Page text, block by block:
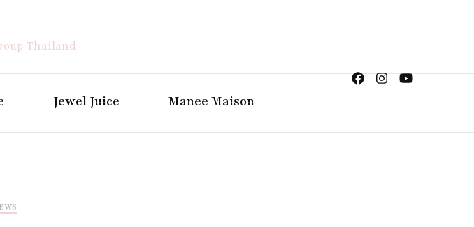
หวนแต่งงาน เครื่องประดับผู้หญิง จิวเวลรี จันทบุรี
Jewel Juice Manee Maison